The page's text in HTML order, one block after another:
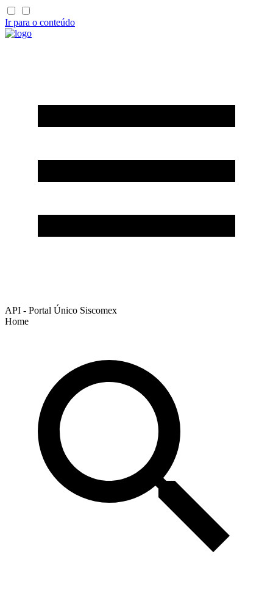
Ir para o conteúdo
API - Portal Único Siscomex
Home